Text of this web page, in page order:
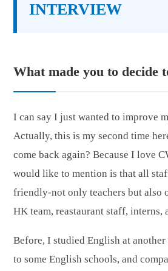
INTERVIEW
What made you to decide
I can say I just wanted to improve
Actually, this is my second time
come back again? Because I love
would like to mention is that all
friendly-not only teachers but also
HK team, reastaurant staff, interns,
Before, I studied English at
to some English schools, and